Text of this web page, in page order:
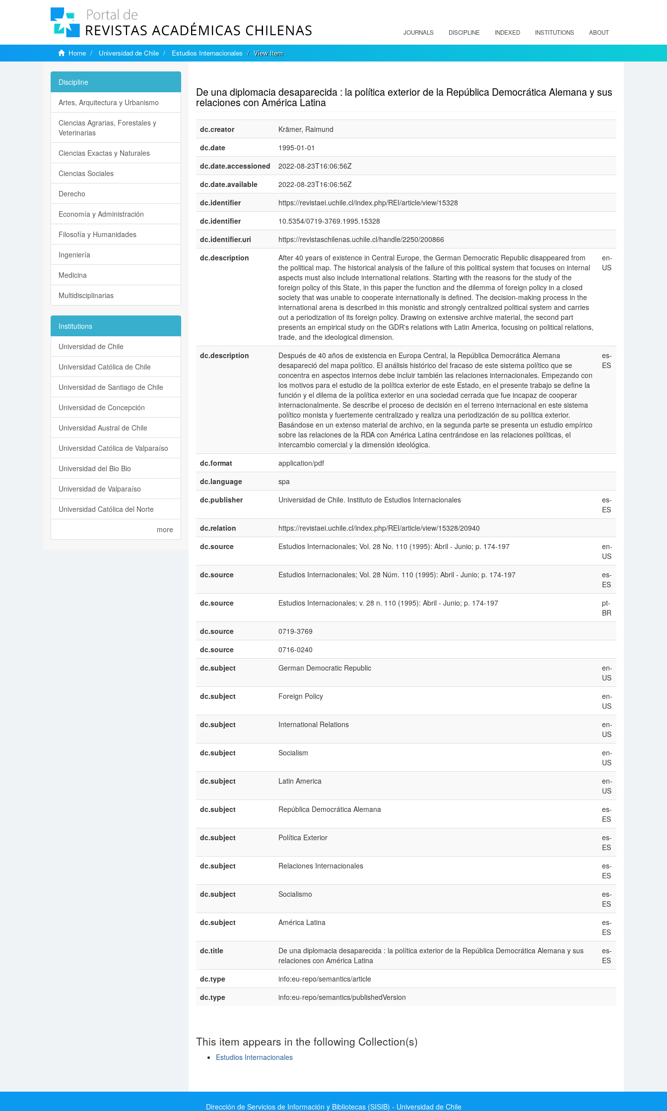
JOURNALS DISCIPLINE INDEXED INSTITUTIONS ABOUT
Home Universidad de Chile Estudios Internacionales View Item
De una diplomacia desaparecida : la política exterior de la República Democrática Alemana y sus
relaciones con América Latina
dc.creator
Krämer, Raimund
dc.date
1995-01-01
dc.date.accessioned
2022-08-23T16:06:56Z
dc.date.available
2022-08-23T16:06:56Z
dc.identifier
https://revistaei.uchile.cl/index.php/REI/article/view/15328
dc.identifier
10.5354/0719-3769.1995.15328
dc.identifier.uri
https://revistaschilenas.uchile.cl/handle/2250/200866
dc.description
After 40 years of existence in Central Europe, the German Democratic Republic disappeared from
the political map. The historical analysis of the failure of this political system that focuses on internal
aspects must also include international relations. Starting with the reasons for the study of the
foreign policy of this State, in this paper the function and the dilemma of foreign policy in a closed
society that was unable to cooperate internationally is defined. The decision-making process in the
international arena is described in this monistic and strongly centralized political system and carries
out a periodization of its foreign policy. Drawing on extensive archive material, the second part
presents an empirical study on the GDR's relations with Latin America, focusing on political relations,
trade, and the ideological dimension.
en-
US
dc.description
Después de 40 años de existencia en Europa Central, la República Democrática Alemana
desapareció del mapa político. El análisis histórico del fracaso de este sistema político que se
concentra en aspectos internos debe incluir también las relaciones internacionales. Empezando con
los motivos para el estudio de la política exterior de este Estado, en el presente trabajo se define la
función y el dilema de la política exterior en una sociedad cerrada que fue incapaz de cooperar
internacionalmente. Se describe el proceso de decisión en el terreno internacional en este sistema
político monista y fuertemente centralizado y realiza una periodización de su política exterior.
Basándose en un extenso material de archivo, en la segunda parte se presenta un estudio empírico
sobre las relaciones de la RDA con América Latina centrándose en las relaciones políticas, el
intercambio comercial y la dimensión ideológica.
es-
ES
dc.format
application/pdf
dc.language
spa
dc.publisher
Universidad de Chile. Instituto de Estudios Internacionales
es-
ES
dc.relation
https://revistaei.uchile.cl/index.php/REI/article/view/15328/20940
dc.source
Estudios Internacionales; Vol. 28 No. 110 (1995): Abril - Junio; p. 174-197
en-
US
dc.source
Estudios Internacionales; Vol. 28 Núm. 110 (1995): Abril - Junio; p. 174-197
es-
ES
dc.source
Estudios Internacionales; v. 28 n. 110 (1995): Abril - Junio; p. 174-197
pt-
BR
dc.source
0719-3769
dc.source
0716-0240
dc.subject
German Democratic Republic
en-
US
dc.subject
Foreign Policy
en-
US
dc.subject
International Relations
en-
US
dc.subject
Socialism
en-
US
dc.subject
Latin America
en-
US
dc.subject
República Democrática Alemana
es-
ES
dc.subject
Política Exterior
es-
ES
dc.subject
Relaciones Internacionales
es-
ES
dc.subject
Socialismo
es-
ES
dc.subject
América Latina
es-
ES
dc.title
De una diplomacia desaparecida : la política exterior de la República Democrática Alemana y sus
relaciones con América Latina
es-
ES
dc.type
info:eu-repo/semantics/article
dc.type
info:eu-repo/semantics/publishedVersion
This item appears in the following Collection(s)
Estudios Internacionales
Discipline
Artes, Arquitectura y Urbanismo
Ciencias Agrarias, Forestales y
Veterinarias
Ciencias Exactas y Naturales
Ciencias Sociales
Derecho
Economía y Administración
Filosofía y Humanidades
Ingeniería
Medicina
Multidisciplinarias
Institutions
Universidad de Chile
Universidad Católica de Chile
Universidad de Santiago de Chile
Universidad de Concepción
Universidad Austral de Chile
Universidad Católica de Valparaíso
Universidad del Bio Bio
Universidad de Valparaíso
Universidad Católica del Norte
more
Dirección de Servicios de Información y Bibliotecas (SISIB) - Universidad de Chile